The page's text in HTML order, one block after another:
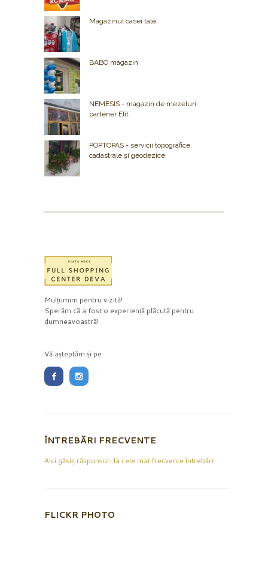
Magazinul casei tale
BABO magazin
NEMESIS - magazin de mezeluri,
partener Elit
POPTOPAS - servicii topografice,
cadastrale și geodezice
Mulțumim pentru vizită!
Sperăm că a fost o experiență plăcută pentru
dumneavoastră!
Vă așteptăm și pe
ÎNTREBĂRI FRECVENTE
Aici găsiți răspunsuri la cele mai frecvente întrebări
FLICKR PHOTO